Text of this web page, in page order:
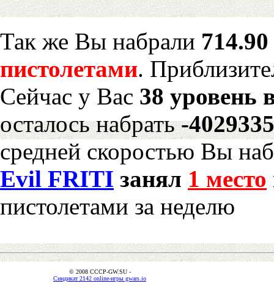
Так же Вы набрали
пистолетами.
Сейчас у Вас 38 уровень
осталось набрать-
средней скоростью Вы
Evil FRITI занял 1 место
пистолетами за неделю
© 2008 CCCP-GW.SU -
Синдикат 2142 online-игры gwars.io